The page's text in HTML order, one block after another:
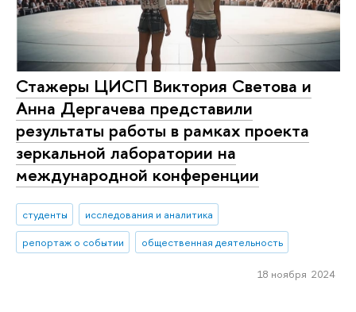
Стажеры ЦИСП Виктория Светова и
Анна Дергачева представили
результаты работы в рамках проекта
зеркальной лаборатории на
международной конференции
студенты
исследования и аналитика
репортаж о событии
общественная деятельность
18 ноября 2024